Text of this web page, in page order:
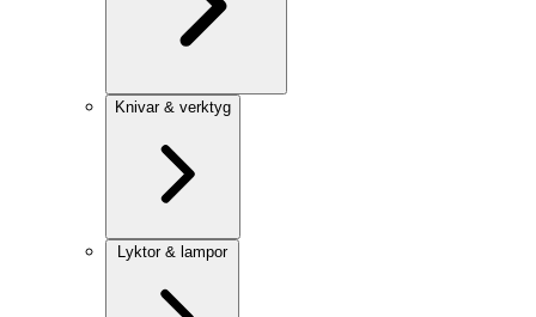
Knivar & verktyg
Lyktor & lampor